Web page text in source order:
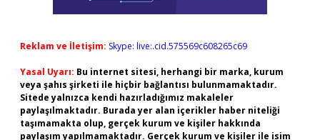
Reklam ve İletişim: Skype: live:.cid.575569c608265c69
Yasal Uyarı: Bu internet sitesi, herhangi bir marka, kurum
veya şahıs şirketi ile hiçbir bağlantısı bulunmamaktadır.
Sitede yalnızca kendi hazırladığımız makaleler
paylaşılmaktadır. Burada yer alan içerikler haber niteliği
taşımamakta olup, gerçek kurum ve kişiler hakkında
paylaşım yapılmamaktadır. Gerçek kurum ve kişiler ile isim